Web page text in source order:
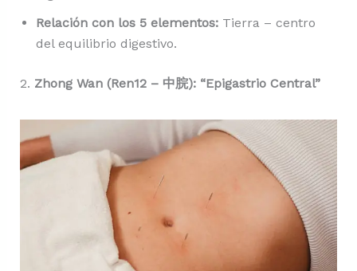
Relación con los 5 elementos:Tierra – centro
del equilibrio digestivo.
2. Zhong Wan (Ren12 – 中脘): “Epigastrio Central”